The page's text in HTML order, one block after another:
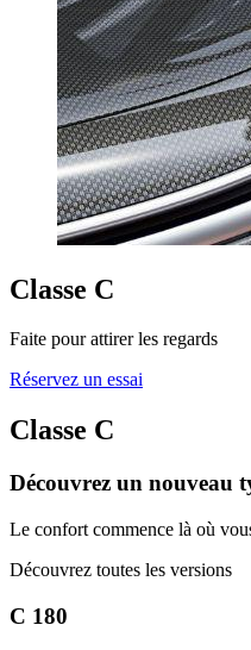
Classe C
Faite pour attirer les regards
Réservez un essai
Classe C
Découvrez un nouveau
Le confort commence là où
Découvrez toutes les versions
C 180